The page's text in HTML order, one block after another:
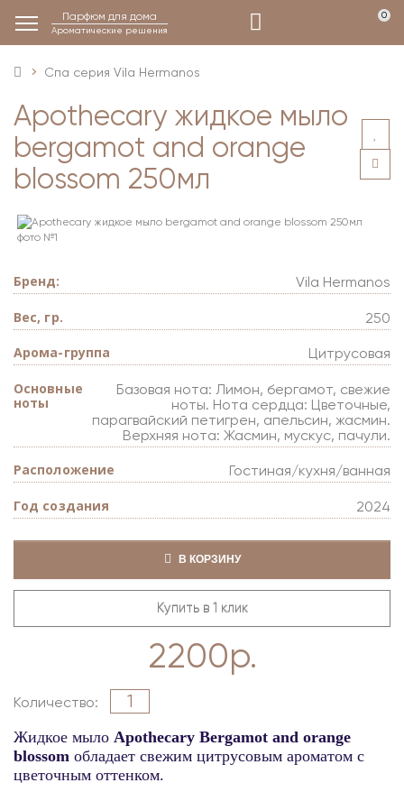
Парфюм для дома
Ароматические решения
0
Спа серия Vila Hermanos
Apothecary жидкое мыло
bergamot and orange
blossom 250мл
Бренд: Vila Hermanos
Вес, гр. 250
Арома-группа Цитрусовая
Основные
ноты
Базовая нота: Лимон, бергамот, свежие
ноты. Нота сердца: Цветочные,
парагвайский петигрен, апельсин, жасмин.
Верхняя нота: Жасмин, мускус, пачули.
Расположение Гостиная/кухня/ванная
Год создания 2024
В КОРЗИНУ
Купить в 1 клик
2200р.
Количество
Жидкое мыло Apothecary Bergamot and orange
blossom обладает свежим цитрусовым ароматом с
цветочным оттенком.